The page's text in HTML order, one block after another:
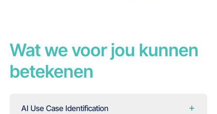
Wat we voor jou kunnen
betekenen
AI Use Case Identification